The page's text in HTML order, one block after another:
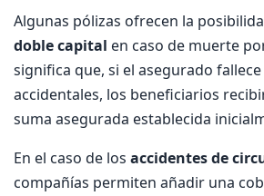
Algunas pólizas ofrecen la
doble capital en caso de muerte
significa que, si el asegurado
accidentales, los beneficiarios
suma asegurada establecida
En el caso de los accidentes de
compañías permiten añadir una